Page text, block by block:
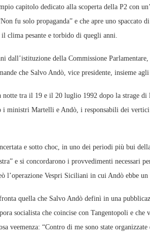
capitolo dedicato alla scoperta della P2 con
fu solo propaganda” e che apre uno spaccato
clima pesante e torbido di quegli anni.
dall’istituzione della Commissione
che Salvo Andò, vice presidente, insieme
tra il 19 e il 20 luglio 1992 dopo la strage di
i ministri Martelli e Andò, i responsabili dei
e sotto choc, in uno dei periodi più bui
e si concordarono i provvedimenti necessari
l’operazione Vespri Siciliani in cui Andò ebbe
quella che Salvo Andò definì in una
socialista che coincise con Tangentopoli e
veemenza: “Contro di me sono state